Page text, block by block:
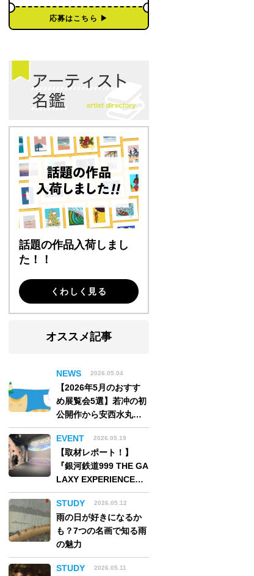
応募はこちら ▶︎
話題の作品入荷しまし
た！！
くわしく見る
オススメ記事
NEWS 2026.05.04
【2026年5月のおすす
め展覧会5選】若冲の初
公開作から安西水丸の
世界、そしてゴッホ
《夜のカフェテラス》
まで
EVENT 2026.05.19
【取材レポート！】
『銀河鉄道999 THE GA
LAXY EXPERIENCE
あの旅は、まだ続いて
いる。』999号に乗り銀
河へ旅立つ。“観る”か
ら“体験する”展覧会
【角川武蔵野ミュージ
アム】
STUDY 2026.05.12
雨の日が好きになるか
も？7つの名画で知る雨
の魅力
STUDY 2026.05.11